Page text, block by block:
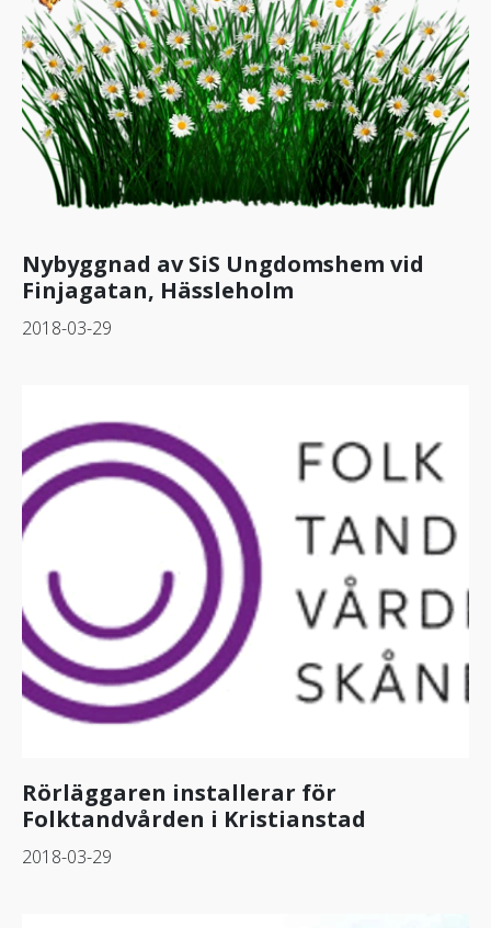
Nybyggnad av SiS Ungdomshem vid
Finjagatan, Hässleholm
2018-03-29
Rörläggaren installerar för
Folktandvården i Kristianstad
2018-03-29